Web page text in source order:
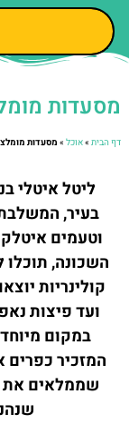
מסעדות
דף הבית»אוכל» מסעדות
ליטל איטלי
בעיר,
וטעמים
השכונה, תוכלו
קולינריות
ועד פיצות
במקום
המזכיר כפרים
שממלאים את